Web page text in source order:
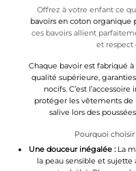
Offrez à votre enfant ce
bavoirs en coton organique
ces bavoirs allient
et respect
Chaque bavoir est fabriqué
qualité supérieure,
nocifs. C’est
protéger les vêtements de
salive lors des
Pourquoi
Une douceur inégalée : La
la peau sensible et